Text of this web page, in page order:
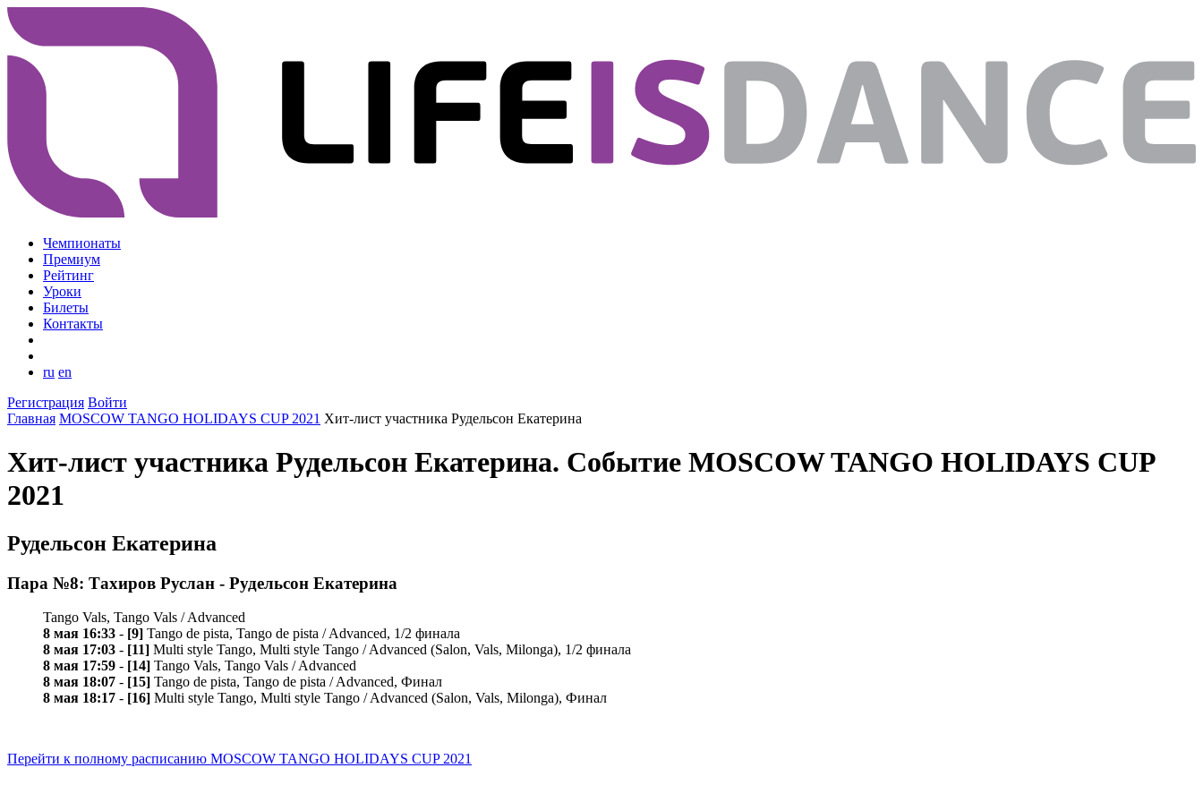
Чемпионаты
Премиум
Рейтинг
Уроки
Билеты
Контакты
ru en
Регистрация Войти
Главная MOSCOW TANGO HOLIDAYS CUP 2021 Хит-лист участника Рудельсон Екатерина
Хит-лист участника Рудельсон Екатерина. Событие MOSCOW TANGO HOLIDAYS CUP
2021
Рудельсон Екатерина
Пара №8: Тахиров Руслан - Рудельсон Екатерина
Tango Vals, Tango Vals / Advanced
8 мая 16:33 - [9] Tango de pista, Tango de pista / Advanced, 1/2 финала
8 мая 17:03 - [11] Multi style Tango, Multi style Tango / Advanced (Salon, Vals, Milonga), 1/2 финала
8 мая 17:59 - [14] Tango Vals, Tango Vals / Advanced
8 мая 18:07 - [15] Tango de pista, Tango de pista / Advanced, Финал
8 мая 18:17 - [16] Multi style Tango, Multi style Tango / Advanced (Salon, Vals, Milonga), Финал
Перейти к полному расписанию MOSCOW TANGO HOLIDAYS CUP 2021